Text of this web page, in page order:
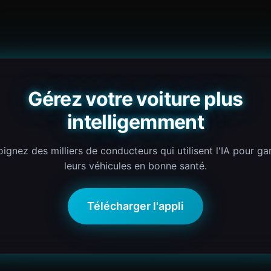
Gérez votre voiture plus
intelligemment
des milliers de conducteurs qui utilisent l'IA pour
leurs véhicules en bonne santé.
Télécharger l'appli